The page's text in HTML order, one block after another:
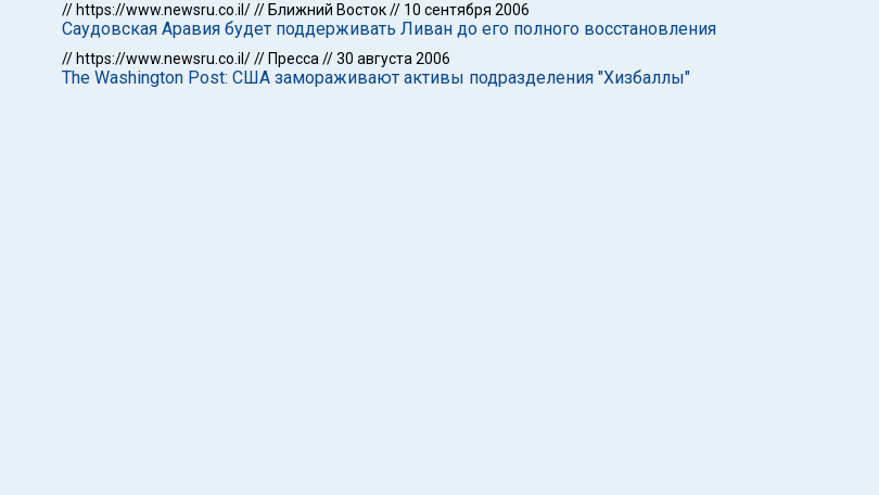
// https://www.newsru.co.il/// Ближний Восток// 10 сентября 2006
Саудовская Аравия будет поддерживать Ливан до его полного восстановления
// https://www.newsru.co.il/// Пресса //30 августа 2006
The Washington Post: США замораживают активы подразделения "Хизбаллы"